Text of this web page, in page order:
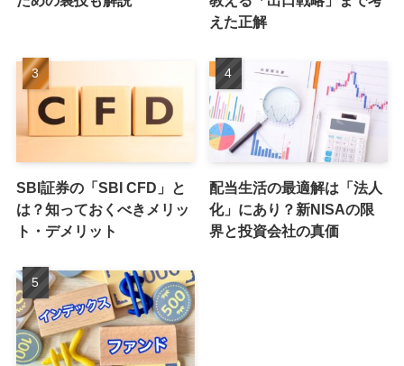
NISA活用者必見！配当金
の受取り方は「これ」一
択。生活費に回したい人の
ための裏技も解説
【相談事例】「インデック
ス投資」と「高配当株投
資」どっちがいい？プロが
教える「出口戦略」まで考
えた正解